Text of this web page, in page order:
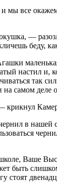
мы все
—
беду,
настил и,
так
самом деле
крикнул
в нашей
Ваше
быть
стоят